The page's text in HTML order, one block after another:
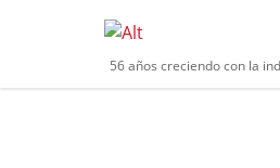
56 años creciendo con la